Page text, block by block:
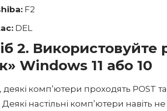
F2
DEL
2.
Windows 11 або 10
деякі комп’ютери проходять POST
Деякі настільні комп’ютери навіть